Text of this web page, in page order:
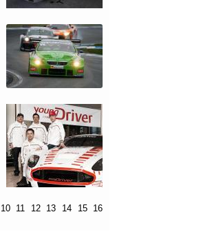
10 11 12 13 14 15
16